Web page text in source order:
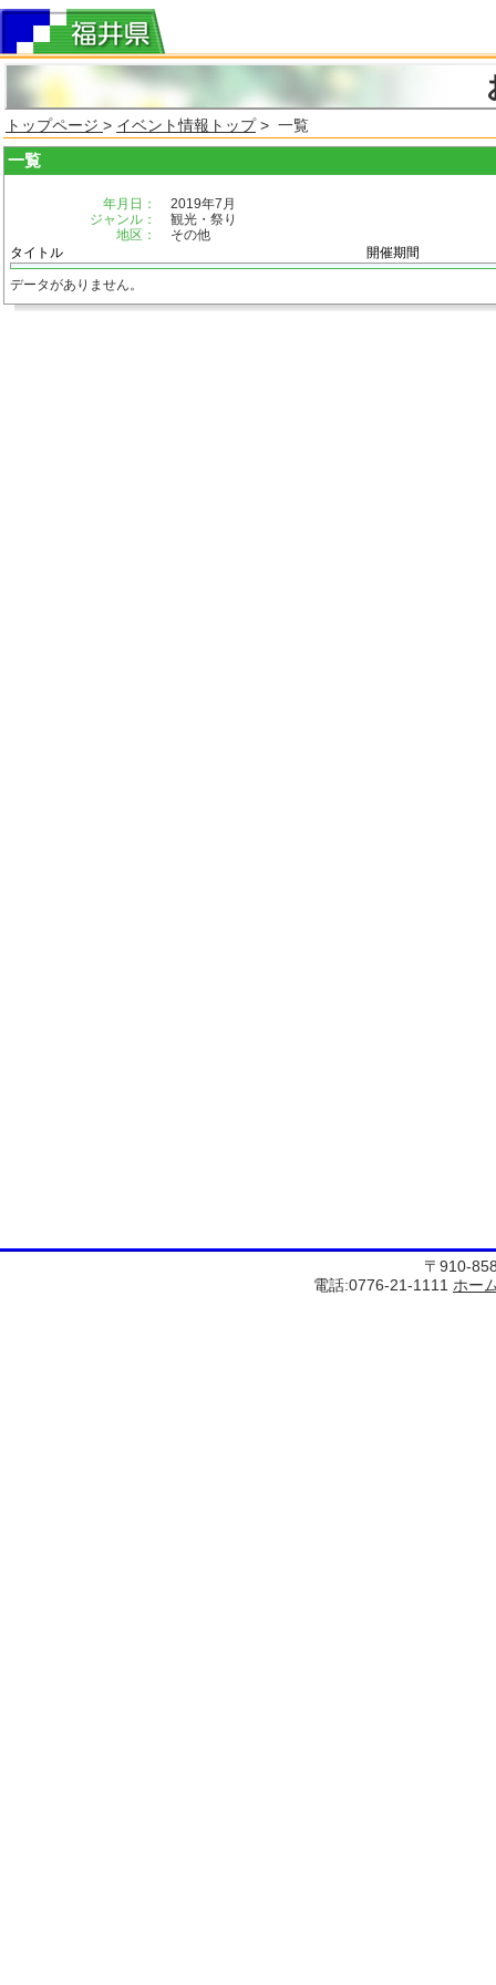
トップページ > イベント情報トップ> 一覧
一覧
年月日：
2019年7月
ジャンル：
観光・祭り
地区：
その他
タイトル
開催期間
データがありません。
〒910-
電話:0776-21-1111 ホー